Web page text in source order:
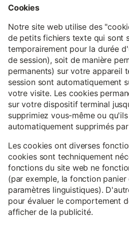
Cookies
Notre site web utilise des
de petits fichiers texte qui sont
temporairement pour la durée
de session), soit de manière
permanents) sur votre appareil
session sont automatiquement
votre visite. Les cookies
sur votre dispositif terminal
supprimiez vous-même ou
automatiquement supprimés
Les cookies ont diverses
cookies sont techniquement
fonctions du site web ne
(par exemple, la fonction
paramètres linguistiques).
pour évaluer le comportement
afficher de la publicité.